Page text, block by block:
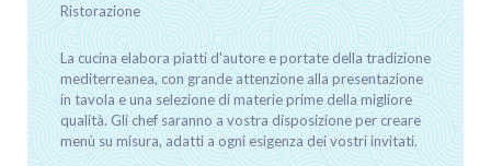
Ristorazione
La cucina elabora piatti d'autore e portate della tradizione
mediterreanea, con grande attenzione alla presentazione
in tavola e una selezione di materie prime della migliore
qualità. Gli chef saranno a vostra disposizione per creare
menù su misura, adatti a ogni esigenza dei vostri invitati.